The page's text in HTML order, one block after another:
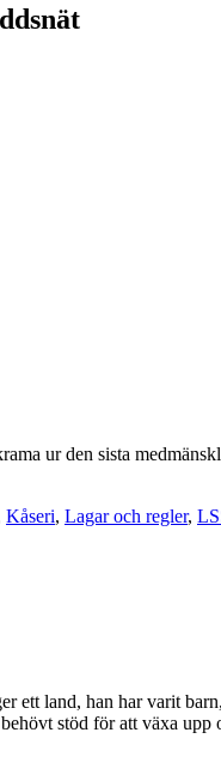
ur den sista
Kåseri, Lagar och regler,
ett land, han har varit
stöd för att växa